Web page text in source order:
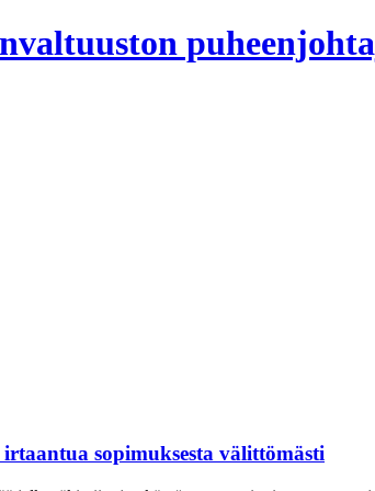
sopimuksesta välittömästi